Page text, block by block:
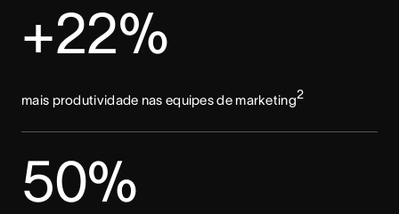
+22%
mais produtividade nas equipes de marketing2
50%